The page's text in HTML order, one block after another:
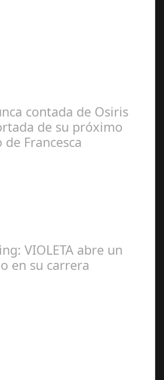
contada de Osiris
de su próximo
Francesca
VIOLETA abre un
en su carrera